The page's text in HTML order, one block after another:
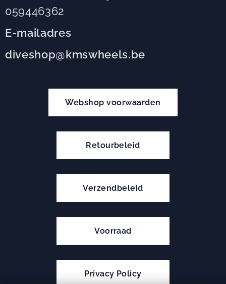
059446362
E-mailadres
diveshop@kmswheels.be
Webshop voorwaarden
Retourbeleid
Verzendbeleid
Voorraad
Privacy Policy